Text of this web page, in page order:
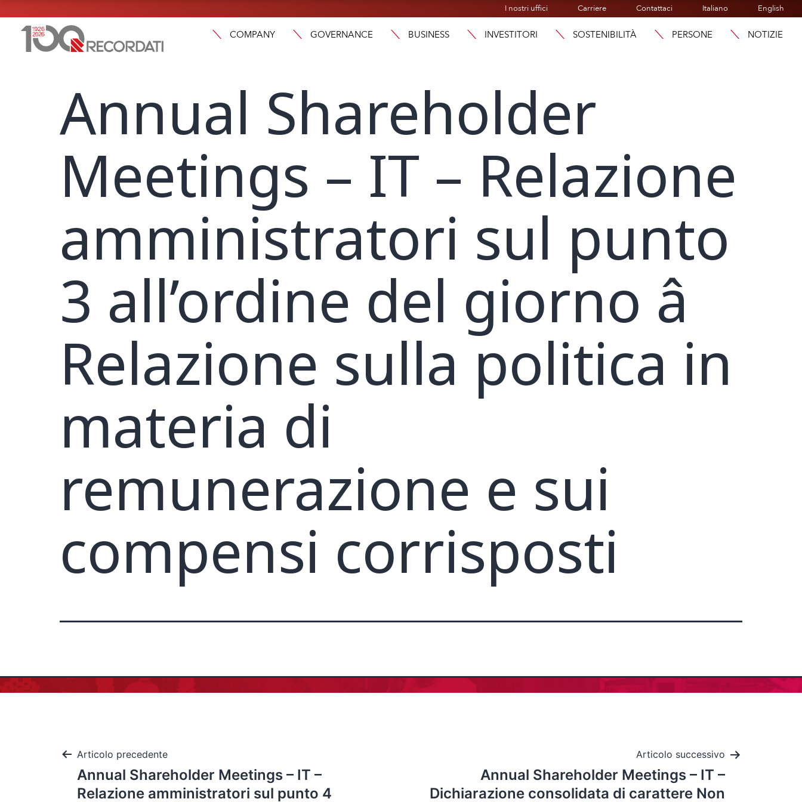
I nostri uffici Carriere Contattaci Italiano English
COMPANY GOVERNANCE BUSINESS INVESTITORI SOSTENIBILITÀ PERSONE NOTIZIE
Annual Shareholder
Meetings – IT – Relazione
amministratori sul punto
3 all’ordine del giorno â
Relazione sulla politica in
materia di
remunerazione e sui
compensi corrisposti
Articolo precedente
Annual Shareholder Meetings – IT –
Relazione amministratori sul punto 4
Articolo successivo
Annual Shareholder Meetings – IT –
Dichiarazione consolidata di carattere Non